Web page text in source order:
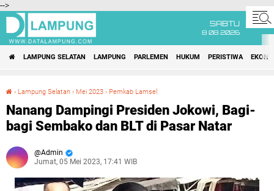
-->
SABTU
8 08 2026
LAMPUNG SELATAN LAMPUNG PARLEMEN HUKUM PERISTIWA
› Lampung Selatan › Mei 2023 › Pemkab Lamsel
Nanang Dampingi Presiden Jokowi, Bagi-
bagi Sembako dan BLT di Pasar Natar
Admin
Jumat, 05 Mei 2023, 17:41 WIB